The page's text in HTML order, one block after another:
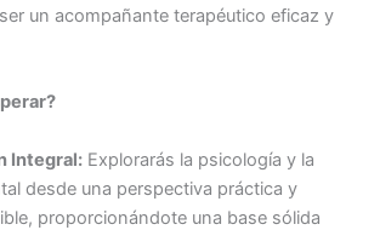
un acompañante terapéutico eficaz y
Integral: Explorarás la psicología y la
desde una perspectiva práctica y
proporcionándote una base sólida